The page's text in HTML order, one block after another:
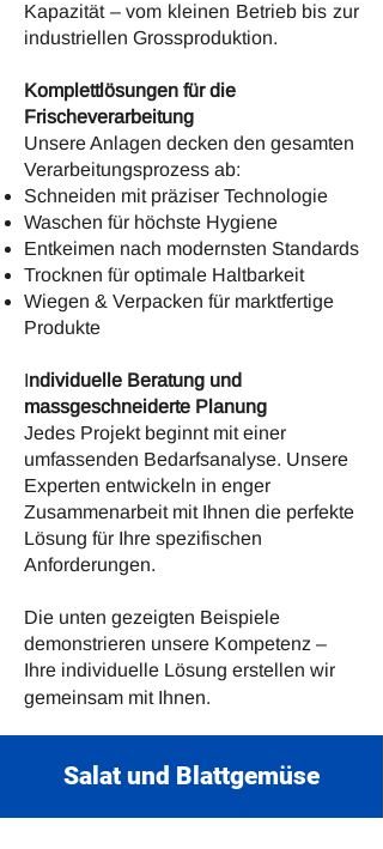
Kapazität – vom kleinen Betrieb bis zur
industriellen Grossproduktion.
Komplettlösungen für die
Frischeverarbeitung
Unsere Anlagen decken den gesamten
Verarbeitungsprozess ab:
Schneiden mit präziser Technologie
Waschen für höchste Hygiene
Entkeimen nach modernsten Standards
Trocknen für optimale Haltbarkeit
Wiegen & Verpacken für marktfertige
Produkte
Individuelle Beratung und
massgeschneiderte Planung
Jedes Projekt beginnt mit einer
umfassenden Bedarfsanalyse. Unsere
Experten entwickeln in enger
Zusammenarbeit mit Ihnen die perfekte
Lösung für Ihre spezifischen
Anforderungen.
Die unten gezeigten Beispiele
demonstrieren unsere Kompetenz –
Ihre individuelle Lösung erstellen wir
gemeinsam mit Ihnen.
Salat und Blattgemüse